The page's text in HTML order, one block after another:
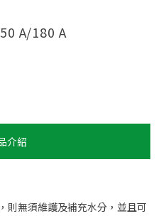
A/180 A
介紹
則無須維護及補充水分，並且可